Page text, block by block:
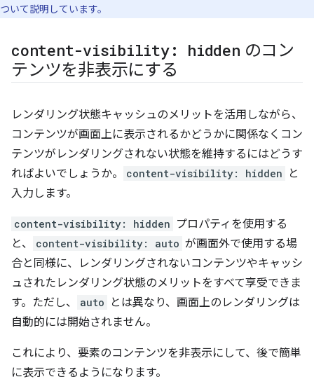
ついて説明しています。
content-visibility: hidden のコン
テンツを非表示にする
レンダリング状態キャッシュのメリットを活用しながら、
コンテンツが画面上に表示されるかどうかに関係なくコン
テンツがレンダリングされない状態を維持するにはどうす
ればよいでしょうか。
content-visibility: hidden
と
入力します。
content-visibility: hidden プロパティを使用する
と、
content-visibility: auto が画面外で使用する場
合と同様に、レンダリングされないコンテンツやキャッシ
ュされたレンダリング状態のメリットをすべて享受できま
す。ただし、
auto
とは異なり、画面上のレンダリングは
自動的には開始されません。
これにより、要素のコンテンツを非表示にして、後で簡単
に表示できるようになります。